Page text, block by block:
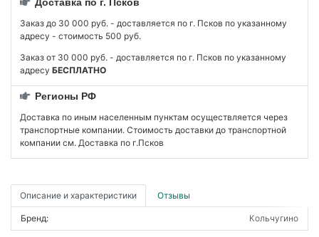
Заказ до 30 000 руб. - доставляется по г. Псков по указанному
адресу - стоимость 500 руб.
Заказ от 30 000 руб. - доставляется по г. Псков по указанному
адресу БЕСПЛАТНО
Регионы РФ
Доставка по иным населенным пунктам осуществляется через
транспортные компании. Стоимость доставки до транспортной
компании см. Доставка по г.Псков
Описание и характеристики Отзывы
Бренд: Кольчугино